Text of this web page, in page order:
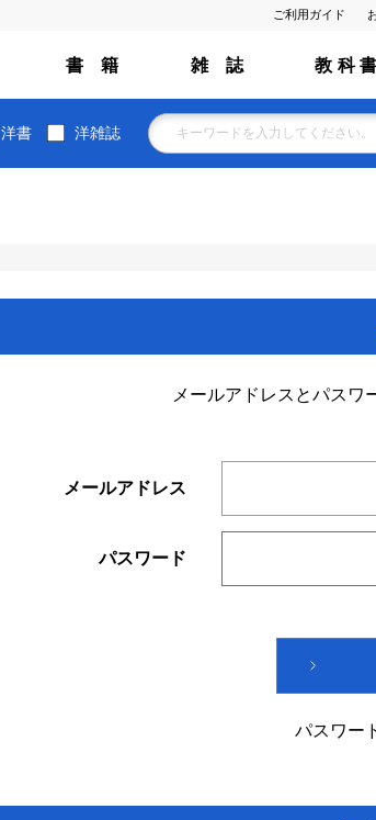
ご利用ガイド
書 籍 雑 誌 教 科 書
洋書 洋雑誌
メールアドレスとパスワ
メールアドレス
パスワード
パスワー